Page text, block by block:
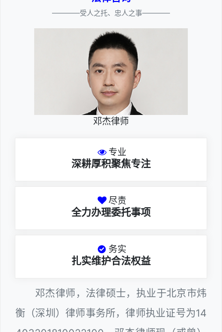
————受人之托、忠人之事————
邓杰律师
专业
深耕厚积聚焦专注
尽责
全力办理委托事项
务实
扎实维护合法权益
邓杰律师，法律硕士，执业于北京市炜
衡（深圳）律师事务所，律师执业证号为14